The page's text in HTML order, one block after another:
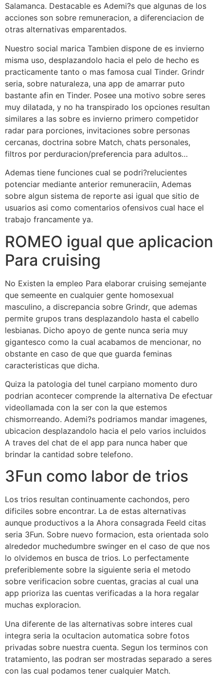
Salamanca. Destacable es Ademi?s que algunas de los
acciones son sobre remuneracion, a diferenciacion de
otras alternativas emparentados.
Nuestro social marica Tambien dispone de es invierno
misma uso, desplazandolo hacia el pelo de hecho es
practicamente tanto o mas famosa cual Tinder. Grindr
seri­a, sobre naturaleza, una app de amarrar puto
bastante afi­n en Tinder. Posee una motivo sobre seres
muy dilatada, y no ha transpirado los opciones resultan
similares a las sobre es invierno primero competidor
radar para porciones, invitaciones sobre personas
cercanas, doctrina sobre Match, chats personales,
filtros por perduracion/preferencia para adultos…
Ademas tiene funciones cual se podri?relucientes
potenciar mediante anterior remuneraciin, Ademas
sobre algun sistema de reporte asi­ igual que sitio de
usuarios asi­ como comentarios ofensivos cual hace el
trabajo francamente ya.
ROMEO igual que aplicacion
Para cruising
No Existen la empleo Para elaborar cruising semejante
que semeente en cualquier gente homosexual
masculino, a discrepancia sobre Grindr, que ademas
permite grupos trans desplazandolo hasta el cabello
lesbianas. Dicho apoyo de gente nunca seri­a muy
gigantesco como la cual acabamos de mencionar, no
obstante en caso de que que guarda feminas
caracteristicas que dicha.
Quiza la patologi­a del tunel carpiano momento duro
podri­an acontecer comprende la alternativa De efectuar
videollamada con la ser con la que estemos
chismorreando. Ademi?s podri­amos mandar imagenes,
ubicacion desplazandolo hacia el pelo varios incluidos
A traves del chat de el app para nunca haber que
brindar la cantidad sobre telefono.
3Fun como labor de trios
Los trios resultan continuamente cachondos, pero
dificiles sobre encontrar. La de estas alternativas
aunque productivos a la Ahora consagrada Feeld citas
seri­a 3Fun. Sobre nuevo formacion, esta orientada solo
alrededor muchedumbre swinger en el caso de que nos
lo olvidemos en busca de trios. Lo perfectamente
preferiblemente sobre la siguiente seria el metodo
sobre verificacion sobre cuentas, gracias al cual una
app prioriza las cuentas verificadas a la hora regalar
muchas exploracion.
Una diferente de las alternativas sobre interes cual
integra seri­a la ocultacion automatica sobre fotos
privadas sobre nuestra cuenta. Segun los terminos con
tratamiento, las podran ser mostradas separado a seres
con las cual podamos tener cualquier Match.